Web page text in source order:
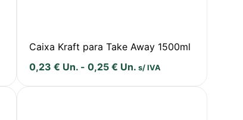
Caixa Kraft para Take Away 1500ml
0,23€ Un. -0,25€ Un. s/ IVA